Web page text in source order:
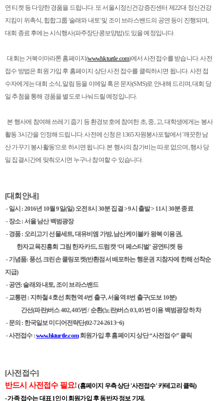
연 티켓 등 다양한 경품을 드립니다. 또 서울시정신건강증진센터 제22대 정신건강
지킴이 위촉식, 힙합그룹 '술래와 내토' 및 조이 브라스밴드의 공연 등이 진행되며,
대회 종료 후에는 시식행사(파주장단콩보양밥)도 있을 예정입니다.
대회는 거북이마라톤 홈페이지(www.hkturtle.com)에서 사전접수를 받습니다. 사전
접수 방법은 회원 가입 후 홈페이지 상단 사전 접수를 클릭하시면 됩니다. 사전 접
수자에게는 대회 소식, 알림 등을 이메일 혹은 문자(SMS)로 안내해 드리며, 대회 당
일 추첨을 통해 경품을 별도로 나눠드릴 예정입니다.
본 행사에 참여해 쓰레기 줍기 등 환경보호에 참여한 초, 중, 고, 대학생에게는 봉사
활동 3시간을 인정해 드립니다. 사전에 신청은 1365자원봉사포털에서 '깨끗한 남
산 가꾸기 봉사활동'으로 하시면 됩니다. 본 행사의 참가비는 따로 없으며, 행사 당
일 집결시간에 맞춰오시면 누구나 참여할 수 있습니다.
[대회안내]
- 일시 : 2016년 10월 9일(일) 오전 8시 30분 집결 > 9시 출발 > 11시 30분 종료
- 장소: 서 울 남산 백범광장
- 경품: 오리고기 선물세트,대유비엠 가방,남산케이블카 왕복 이용권,
한자교육진흥회 그림 한자카드,드럼캣 ‘더 페스티벌 ’ 공연티켓 등
- 기념품: 풍선, 크린손 쿨링포켓(반환점서 배포하는 행운권 지참자에 한해 선착순
지급)
- 공연: 술래와 내토, 조이 브라스밴드
- 교통편 : 지하철 4호선 회현역 4번 출구,서울역 8번 출구(도보 10분)
간선(파란)버스 402, 405번 / 순환(노란)버스 03, 05번 이용 백범광장 하차
- 문의 : 한국일보 미디어전략단(02-724-2613~6)
-사전접수 :www.hkturtle.com 회원가입 후 홈페이지 상단“사전접수” 클릭
[사전접수]
반드시 사전접수 필요!(홈페이지 우측 상단'사전접수'카테고리 클릭)
- 가족 접수는 대표 1인이 회원가입 후 동반자 정보 기재.